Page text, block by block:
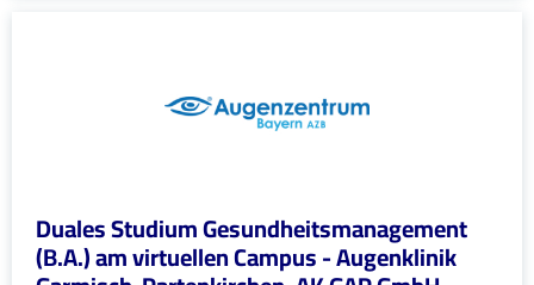
Duales Studium Gesundheitsmanagement
(B.A.) am virtuellen Campus - Augenklinik